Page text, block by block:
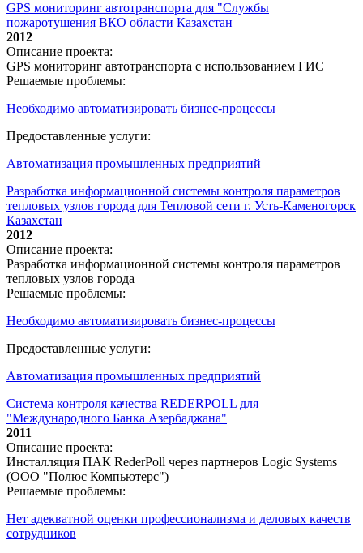
GPS мониторинг автотранспорта для "Службы
пожаротушения ВКО области Казахстан
2012
Описание проекта:
GPS мониторинг автотранспорта с использованием ГИС
Решаемые проблемы:
Необходимо автоматизировать бизнес-процессы
Предоставленные услуги:
Автоматизация промышленных предприятий
Разработка информационной системы контроля параметров
тепловых узлов города для Тепловой сети г. Усть-Каменогорск
Казахстан
2012
Описание проекта:
Разработка информационной системы контроля параметров
тепловых узлов города
Решаемые проблемы:
Необходимо автоматизировать бизнес-процессы
Предоставленные услуги:
Автоматизация промышленных предприятий
Система контроля качества REDERPOLL для
"Международного Банка Азербаджана"
2011
Описание проекта:
Инсталляция ПАК RederPoll через партнеров Logic Systems
(ООО "Полюс Компьютерс")
Решаемые проблемы:
Нет адекватной оценки профессионализма и деловых качеств
сотрудников